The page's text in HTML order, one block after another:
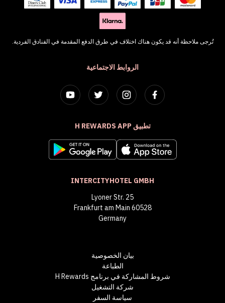
الروابط الاجتماعية
تطبيق H REWARDS APP
INTERCITYHOTEL GMBH
Lyoner Str. 25
60528 Frankfurt am Main
Germany
تُرجى ملاحظة أنه قد يكون هناك اختلاف في طرق الدفع المقدمة في الفنادق الفردية.
بيان الخصوصية
الطباعة
شروط المشاركة في برنامج H Rewards
شركة التشغيل
سياسة السفر